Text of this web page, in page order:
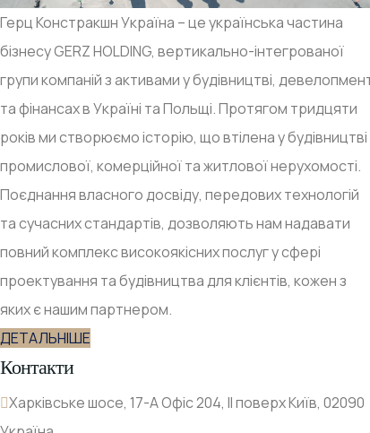
Герц Констракшн Україна – це українська частина
бізнесу GERZ HOLDING, вертикально-інтегрованої
групи компаній з активами у будівництві,
та фінансах в Україні та Польщі. Протягом тридцяти
років ми створюємо історію, що втілена у будівництві
промислової, комерційної та житлової нерухомості.
Поєднання власного досвіду, передових технологій
та сучасних стандартів, дозволяють нам надавати
повний комплекс високоякісних послуг у сфері
проектування та будівництва для клієнтів, кожен з
яких є нашим партнером.
ДЕТАЛЬНІШЕ
Контакти
Харківське шосе, 17-А Офіс 204, ІІ поверх Київ, 02090